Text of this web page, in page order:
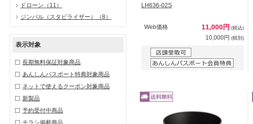
ドローン （11）
ジンバル（スタビライザー）
（8）
表示対象
長期無料保証対象商品
あんしんパスポート特典対象商品
ネットで使えるクーポン対象商品
新製品
予約受付中商品
LH636-02S
Web価格 11,000円 (税込)
10,000円 (税別)